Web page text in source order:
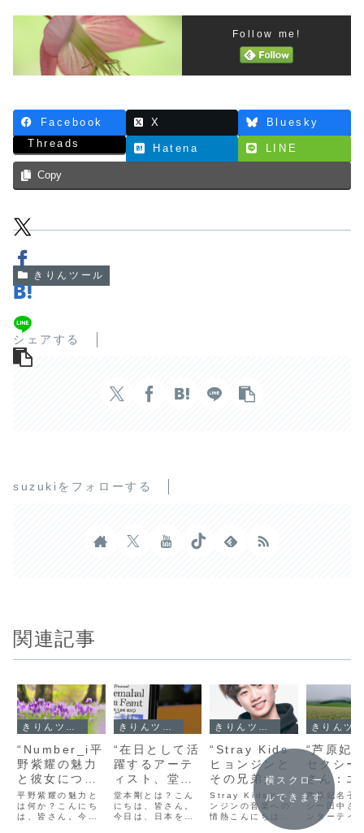
Follow me!
Facebook X
Bluesky
Threads
Hatena LINE
Copy
きりんツール
シェアする
suzukiをフォローする
関連記事
“Number_i平
野紫耀の魅力
と彼女につい
ての噂：真実
とスキャンダ
ルの間で”
平野紫耀の魅力と
は何か？こんにち
は、皆さん。今日
“在日として活
躍するアーテ
ィスト、堂本
剛の影響力と
その魅力に迫
る！”
堂本剛とは？こん
にちは、皆さん。
今日は、日本を代
“Stray Kids
ヒョンジンと
その兄弟た
ち：音楽と家
族の絆”
Stray Kidsヒョ
ンジンの音楽への
情熱こんにちは、
皆さん。今日は、
“芦原妃
セクシー
さん：エ
ーテイメ
界の二大
の魅力と
芦原妃名子
シー田中さ
ンターテイ
界の二大巨
横スクロー
ルできます